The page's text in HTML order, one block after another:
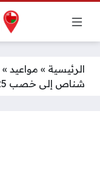
الرئيسية » مواعيد »
شناص إلى خصب 2025